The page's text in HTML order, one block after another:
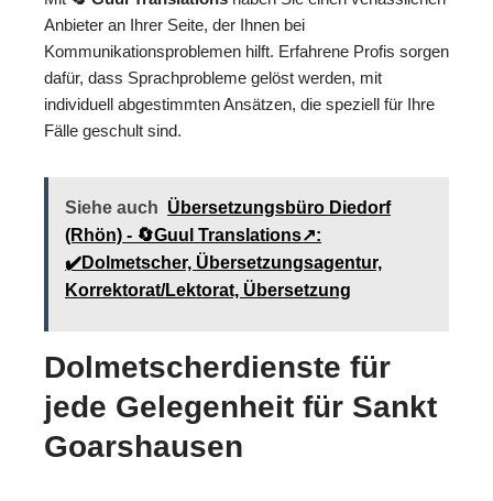
Anbieter an Ihrer Seite, der Ihnen bei
Kommunikationsproblemen hilft. Erfahrene Profis sorgen
dafür, dass Sprachprobleme gelöst werden, mit
individuell abgestimmten Ansätzen, die speziell für Ihre
Fälle geschult sind.
Siehe auch Übersetzungsbüro Diedorf
(Rhön) - 🔄Guul Translations↗️:
✔️Dolmetscher, Übersetzungsagentur,
Korrektorat/Lektorat, Übersetzung
Dolmetscherdienste für
jede Gelegenheit für Sankt
Goarshausen